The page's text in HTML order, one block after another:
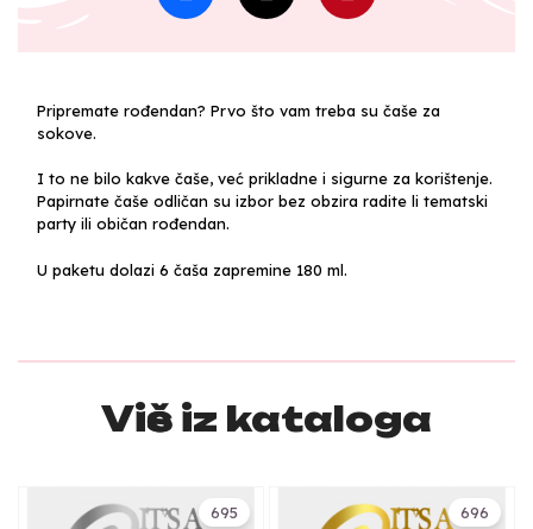
Pripremate rođendan? Prvo što vam treba su čaše za
sokove.
I to ne bilo kakve čaše, već prikladne i sigurne za korištenje.
Papirnate čaše odličan su izbor bez obzira radite li tematski
party ili običan rođendan.
U paketu dolazi 6 čaša zapremine 180 ml.
Više iz kataloga
695 696